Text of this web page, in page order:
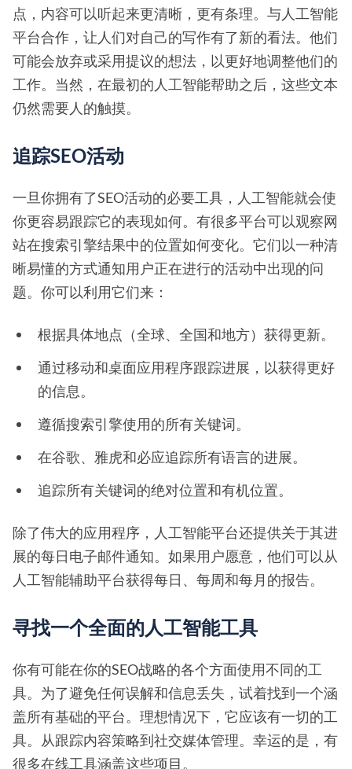
点，内容可以听起来更清晰，更有条理。与人工智能
平台合作，让人们对自己的写作有了新的看法。他们
可能会放弃或采用提议的想法，以更好地调整他们的
工作。当然，在最初的人工智能帮助之后，这些文本
仍然需要人的触摸。
追踪SEO活动
一旦你拥有了SEO活动的必要工具，人工智能就会使
你更容易跟踪它的表现如何。有很多平台可以观察网
站在搜索引擎结果中的位置如何变化。它们以一种清
晰易懂的方式通知用户正在进行的活动中出现的问
题。你可以利用它们来：
根据具体地点（全球、全国和地方）获得更新。
通过移动和桌面应用程序跟踪进展，以获得更好
的信息。
遵循搜索引擎使用的所有关键词。
在谷歌、雅虎和必应追踪所有语言的进展。
追踪所有关键词的绝对位置和有机位置。
除了伟大的应用程序，人工智能平台还提供关于其进
展的每日电子邮件通知。如果用户愿意，他们可以从
人工智能辅助平台获得每日、每周和每月的报告。
寻找一个全面的人工智能工具
你有可能在你的SEO战略的各个方面使用不同的工
具。为了避免任何误解和信息丢失，试着找到一个涵
盖所有基础的平台。理想情况下，它应该有一切的工
具。从跟踪内容策略到社交媒体管理。幸运的是，有
很多在线工具涵盖这些项目。